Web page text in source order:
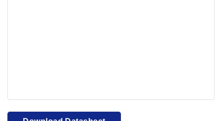
view.Download PDF